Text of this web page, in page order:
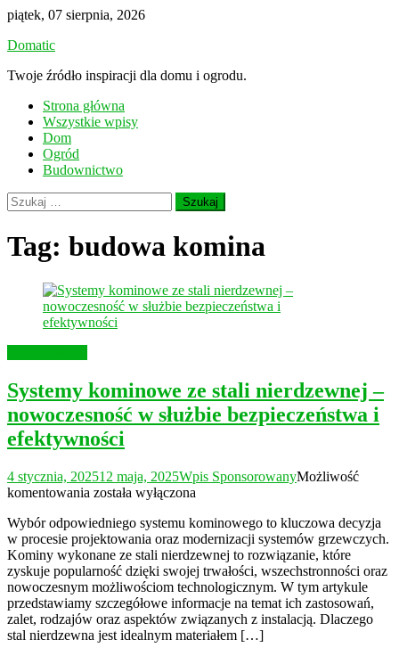
Skip
content
piątek, 07 sierpnia, 2026
Domatic
Twoje źródło inspiracji dla domu i ogrodu.
Strona główna
Wszystkie wpisy
Dom
Ogród
Budownictwo
Szukaj:
Tag: budowa komina
Systemy kominowe ze stali nierdzewnej –
nowoczesność w służbie bezpieczeństwa i
efektywności
4 stycznia, 202512 maja, 2025Wpis SponsorowanyMożliwość
komentowania Systemy
ze
stali
nierdzewnej
–
nowoczesność
w
służbie
bezpieczeństwa
została wyłączona
Wybór odpowiedniego systemu kominowego to kluczowa decyzja
w procesie projektowania oraz modernizacji systemów grzewczych.
Kominy wykonane ze stali nierdzewnej to rozwiązanie, które
zyskuje popularność dzięki swojej trwałości, wszechstronności oraz
nowoczesnym możliwościom technologicznym. W tym artykule
przedstawiamy szczegółowe informacje na temat ich zastosowań,
zalet, rodzajów oraz aspektów związanych z instalacją. Dlaczego
stal nierdzewna jest idealnym materiałem […]